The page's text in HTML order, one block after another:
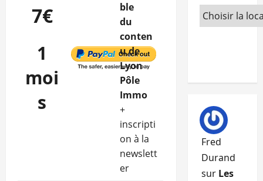
7€
1
moi
s
ble
du
conten
u de
Lyon
Pôle
Immo
+
inscripti
on à la
newslett
er
Fred
Durand
sur Les